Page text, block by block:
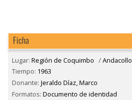
Ficha
Lugar: Región de Coquimbo /Andacollo
Tiempo: 1963
Donante: Jeraldo Díaz, Marco
Formatos: Documento de identidad